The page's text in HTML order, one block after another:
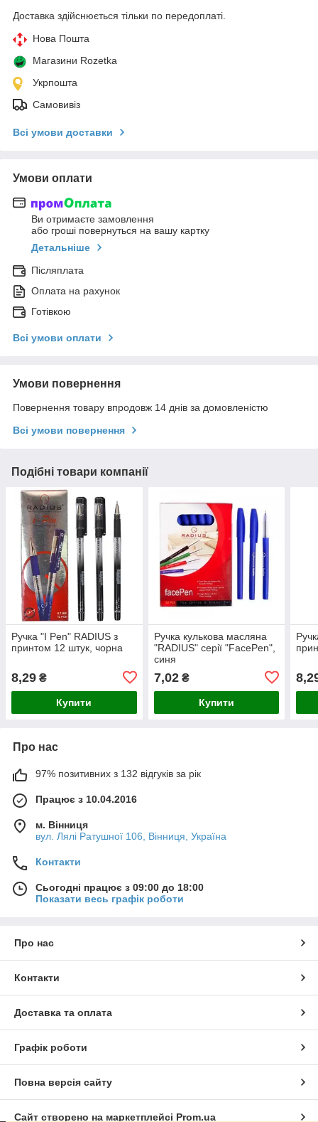
Доставка здійснюється тільки по передоплаті.
Нова Пошта
Магазини Rozetka
Укрпошта
Самовивіз
Всі умови доставки
Умови оплати
Ви отримаєте замовлення
або гроші повернуться на вашу картку
Детальніше
Післяплата
Оплата на рахунок
Готівкою
Всі умови оплати
Умови повернення
Повернення товару впродовж 14 днів за домовленістю
Всі умови повернення
Подібні товари компанії
Ручка "I Pen" RADIUS з
принтом 12 штук, чорна
8,29 ₴
Купити
Ручка кулькова масляна
"RADIUS" серії "FaсePen",
синя
7,02₴
Купити
Про нас
97% позитивних з 132 відгуків за рік
Працює з 10.04.2016
м. Вінниця
вул. Лялі Ратушної 106, Вінниця, Україна
Контакти
Сьогодні працює з 09:00 до 18:00
Показати весь графік роботи
Про нас
Контакти
Доставка та оплата
Графік роботи
Повна версія сайту
Сайт створено на маркетплейсі Prom.ua